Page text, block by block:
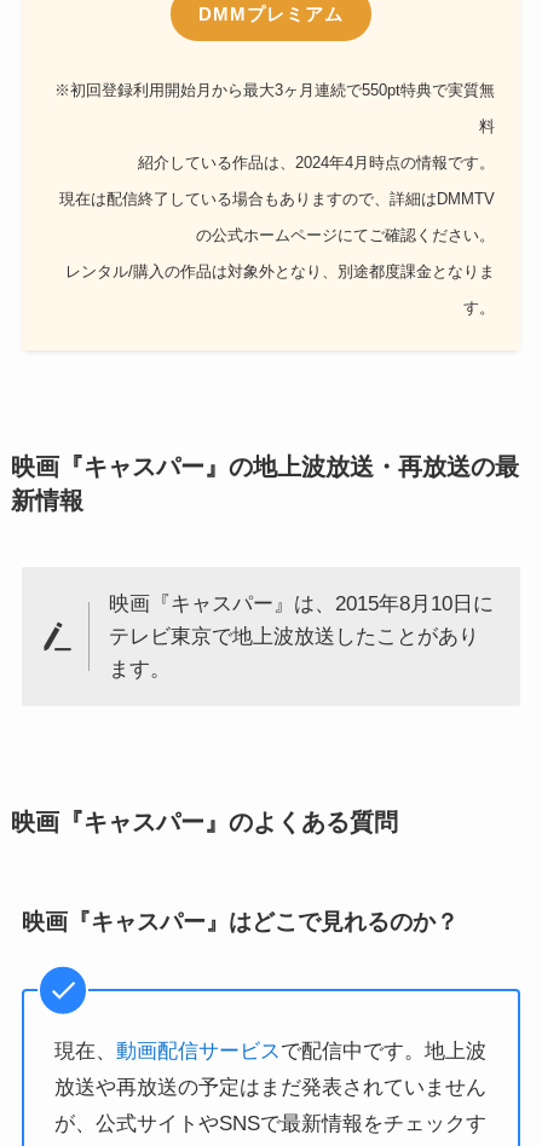
DMMプレミアム
※初回登録利用開始月から最大3ヶ月連続で550pt特典で実質無
料
紹介している作品は、2024年4月時点の情報です。
現在は配信終了している場合もありますので、詳細はDMMTV
の公式ホームページにてご確認ください。
レンタル/購入の作品は対象外となり、別途都度課金となりま
す。
映画『キャスパー』の地上波放送・再放送の最
新情報
映画『キャスパー』は、2015年8月10日に
テレビ東京で地上波放送したことがあり
ます。
映画『キャスパー』のよくある質問
映画『キャスパー』はどこで見れるのか？
現在、動画配信サービス で配信中です。地上波
放送や再放送の予定はまだ発表されていません
が、公式サイトやSNSで最新情報をチェックす